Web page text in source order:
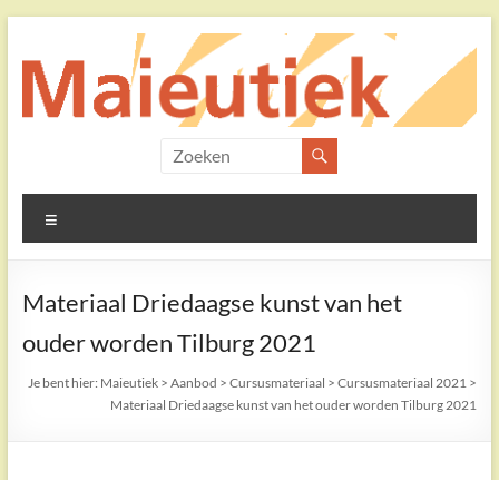
inhoud
Maieutiek
Filosofische
Praktijk
Materiaal Driedaagse kunst van het
ouder worden Tilburg 2021
Je bent hier: Maieutiek >Aanbod >Cursusmateriaal >Cursusmateriaal 2021 >
Materiaal Driedaagse kunst van het ouder worden Tilburg 2021